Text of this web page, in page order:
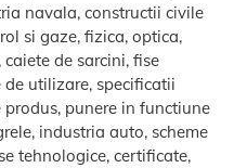
navala, constructii civile
si gaze, fizica, optica,
de sarcini, fise
utilizare, specificatii
produs, punere in functiune
industria auto, scheme
tehnologice, certificate,